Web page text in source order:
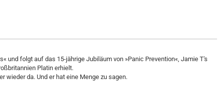
und folgt auf das 15-jährige Jubiläum von »Panic Prevention«, Jamie T's
Platin erhielt.
wieder da. Und er hat eine Menge zu sagen.